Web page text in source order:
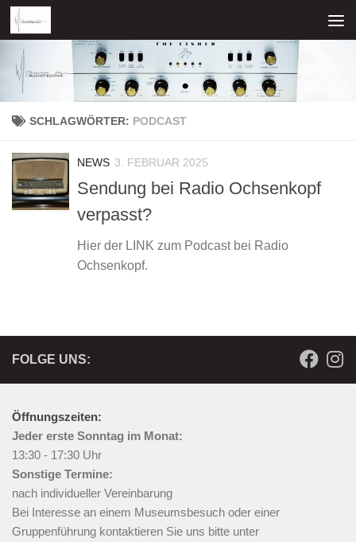
Zum Inhalt springen
SCHLAGWÖRTER: PODCAST
NEWS 3. FEBRUAR 2025
Sendung bei Radio Ochsenkopf
verpasst?
Hier der LINK zum Podcast bei Radio
Ochsenkopf.
FOLGE UNS:
Öffnungszeiten:
Jeder erste Sonntag im Monat:
13:30 - 17:30 Uhr
Sonstige Termine:
nach individueller Vereinbarung
Bei Interesse an einem Museumsbesuch oder einer
Gruppenführung kontaktieren Sie uns bitte unter